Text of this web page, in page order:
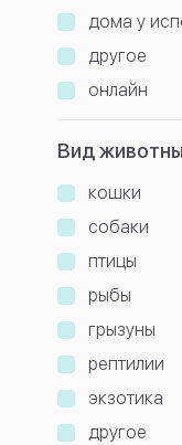
дома у
другое
онлайн
Вид
кошки
собаки
птицы
рыбы
грызуны
рептилии
экзотика
другое